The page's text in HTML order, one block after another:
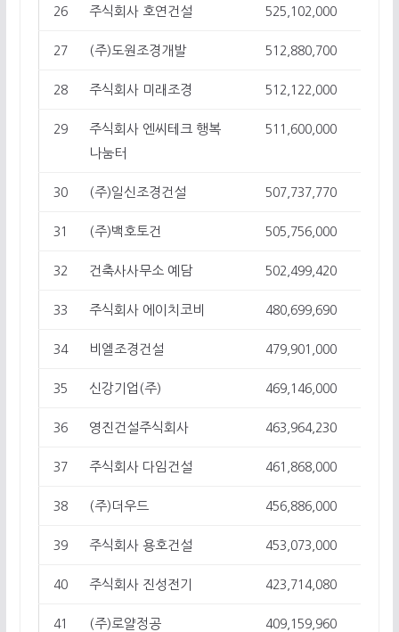
26 주식회사 호연건설 525,102,000
27 (주)도원조경개발 512,880,700
28 주식회사 미래조경 512,122,000
29
주식회사 엔씨테크 행복
나눔터
511,600,000
30 (주)일신조경건설 507,737,770
31 (주)백호토건 505,756,000
32 건축사사무소 예담 502,499,420
33 주식회사 에이치코비 480,699,690
34 비엘조경건설 479,901,000
35 신강기업(주) 469,146,000
36 영진건설주식회사 463,964,230
37 주식회사 다임건설 461,868,000
38 (주)더우드 456,886,000
39 주식회사 용호건설 453,073,000
40 주식회사 진성전기 423,714,080
41 (주)로얄정공 409,159,960